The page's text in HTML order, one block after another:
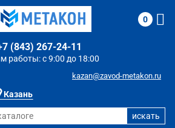
Казань
работы: с 9:00 до 18:00
(843) 267-24-11
kazan@zavod-metakon.ru
0